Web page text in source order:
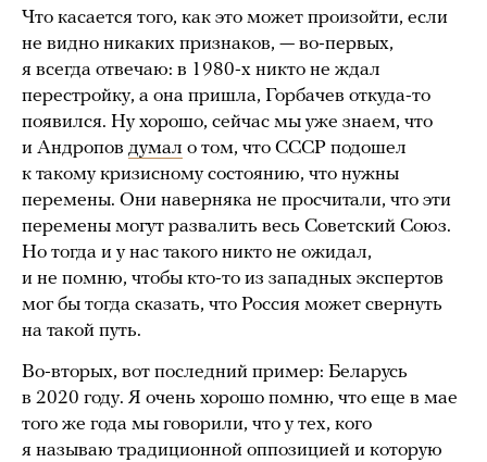
Что касается того, как это может произойти, если
не видно никаких признаков, — во-первых,
я всегда отвечаю: в 1980-х никто не ждал
перестройку, а она пришла, Горбачев откуда-то
появился. Ну хорошо, сейчас мы уже знаем, что
и Андропов думал о том, что СССР подошел
к такому кризисному состоянию, что нужны
перемены. Они наверняка не просчитали, что эти
перемены могут развалить весь Советский Союз.
Но тогда и у нас такого никто не ожидал,
и не помню, чтобы кто-то из западных экспертов
мог бы тогда сказать, что Россия может свернуть
на такой путь.
Во-вторых, вот последний пример: Беларусь
в 2020 году. Я очень хорошо помню, что еще в мае
того же года мы говорили, что у тех, кого
я называю традиционной оппозицией и которую